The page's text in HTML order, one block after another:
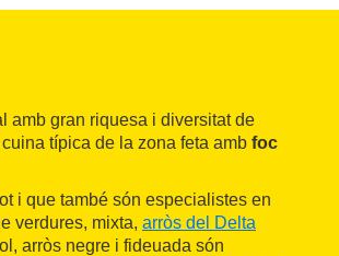
amb gran riquesa i diversitat de
típica de la zona feta amb foc
i que també són especialistes en
verdures, mixta, arròs del Delta
arròs negre i fideuada són